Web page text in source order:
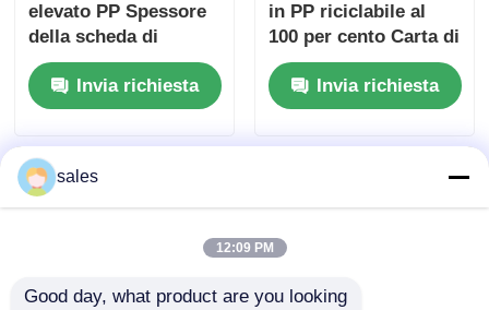
elevato PP Spessore
della scheda di
plastica in genere da
1 mm a 20 mm Ideale
per usi elettrici e
Invia richiesta
in PP riciclabile al
100 per cento Carta di
plastica versatile
ideale per la
costruzione e la
Invia richiesta
sales
12:09 PM
Good day, what product are you looking